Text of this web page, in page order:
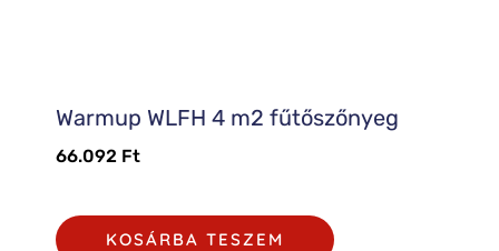
Warmup WLFH 4 m2 fűtőszőnyeg
66.092 Ft
KOSÁRBA TESZEM